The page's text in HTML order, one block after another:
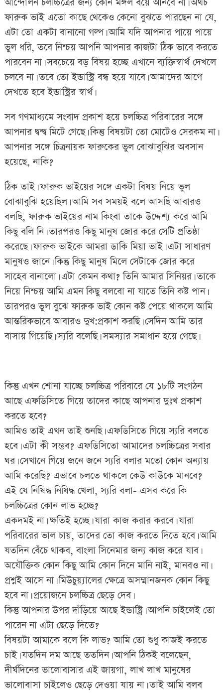
আন্দোলন চলচ্চিত্রের জন্য কোন মঙ্গল বয়ে আনবে না। অথচ
ফারুক ভাই এতো কাছে থেকেও কেনো বুঝতে পারছেন না যে,
এটা তো একটা বানানো গল্প। আমি যদি আপনার পায়ে পায়ে
ভুল ধরি, তবে নিশ্চয় আপনি আপনার কাজটা ঠিক ভাবে করতে
পারবেন না। সবচেয়ে বড় বিষয় হচ্ছে এখানে ব্যক্তিস্বার্থ দেখলে
চলবে না। তবে তো ইন্ডাস্ট্রি বন্ধ হয়ে যাবে। আমাদের আগে
দেখতে হবে ইন্ডাস্ট্রির স্বার্থ।
সব গণমাধ্যমে সংবাদ প্রকাশ হয়ে চলচ্চিত্র পরিবারের সঙ্গে
আপনার দ্বন্দ্ব মিটে গেছে। কিন্তু বিষয়টা তো মোটেও সেরকম না।
আপনার সঙ্গে চিত্রনায়ক ফারুকের ভুল বোঝাবুঝির অবসান
হয়েছে, নাকি?
ঠিক তাই। ফারুক ভাইয়ের সঙ্গে একটা বিষয় নিয়ে ভুল
বোঝাবুঝি হয়েছিল। আমি সব সময়ই বলে আসছি আবারও
বলছি, ফারুক ভাইয়ের নাম কিংবা তাকে উদ্দেশ্য করে আমি
কিছু বলি নি। তারপরও কিছু মানুষ জোর করে সেটি প্রতিষ্ঠা
করেছে। ফারুক ভাইকে আমরা ডাকি মিয়া ভাই। এটা সাধারণ
মানুষও জানে। কিন্তু কিছু মানুষ মিলে সেটাকে জোর করে
সাহেব বানালো। এটা কেমন কথা? তিনি আমার সিনিয়র। তাকে
নিয়ে নিশ্চয় আমি এমন কিছু বলবো না যাতে তিনি কষ্ট পান।
তারপরও ভুল বুঝে ফারুক ভাই কোন কষ্ট পেয়ে থাকলে আমি
আন্তরিকভাবে আবারও দুখ:প্রকাশ করছি। সেদিন আমি তার
বাসায় গিয়েছি। স্যরি বলেছি। সমস্যার সমাধান হয়ে গেছে।
কিন্তু এখন শোনা যাচ্ছে চলচ্চিত্র পরিবারে যে ১৮টি সংগঠন
আছে এফডিসিতে গিয়ে তাদের কাছে আপনার দুঃখ প্রকাশ
করতে হবে?
আমিও তাই এখন তাই শুনছি। এফডিসিতে গিয়ে স্যরি বলতে
হবে। এটা কী সম্ভব? এফডিসিতো আমাদের চলচ্চিত্রের সবার
ঘর। সেখানে গিয়ে জনে জনে স্যরি বলার মতো কোন অন্যায়
আমি করেছি? এভাবে চলতে থাকলে কেউ কাউকে মানবে?
এই যে নিষিদ্ধ নিষিদ্ধ খেলা, স্যরি বলা- এসব করে কি
চলচ্চিত্রের কোন লাভ হচ্ছে?
একদমই না। ক্ষতিই হচ্ছে। যারা কাজ করার করবে। যারা
পরিবারের ভাল চায়, তাদের তো কাজ করতে দিতে হবে। আমি
যতদিন বেঁচে থাকব, বাংলা সিনেমার জন্য কাজ করে যাব।
অযৌক্তিক কোন কিছু আমি কোন দিনে মানি নাই, মানবও না।
প্রশ্নই আসে না। মিউচুয়্যালের ক্ষেত্রে অসম্মানজনক কোন কিছু
হবে না। প্রয়োজনে চলচ্চিত্র ছেড়ে দেব।
কিন্তু আপনার উপর দাঁড়িয়ে আছে ইন্ডাষ্ট্রি। আপনি চাইলেই তো
পারেন না এটা ছেড়ে দিতে?
বিষয়টা আমাকে বলে কি লাভ? আমি তো শুধু কাজই করতে
চাই। যতদিন দম আছে ততদিন। আপনি ঠিকই বলেছেন,
দীর্ঘদিনের ভালোবাসার এই জায়গা, লাখ লাখ মানুষের
ভালোবাসা চাইলেও ছেড়ে দেওয়া যায় না। তাই আমি বলব